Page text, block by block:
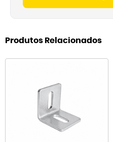
Produtos Relacionados